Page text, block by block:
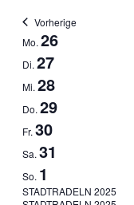
Vorherige
Woche
von
Mo. 26
Di. 27
Mi. 28
Do. 29
Fr. 30
Sa. 31
So. 1
25.
STADTRADELN 2025